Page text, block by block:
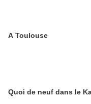
A Toulouse
Quoi de neuf dans le